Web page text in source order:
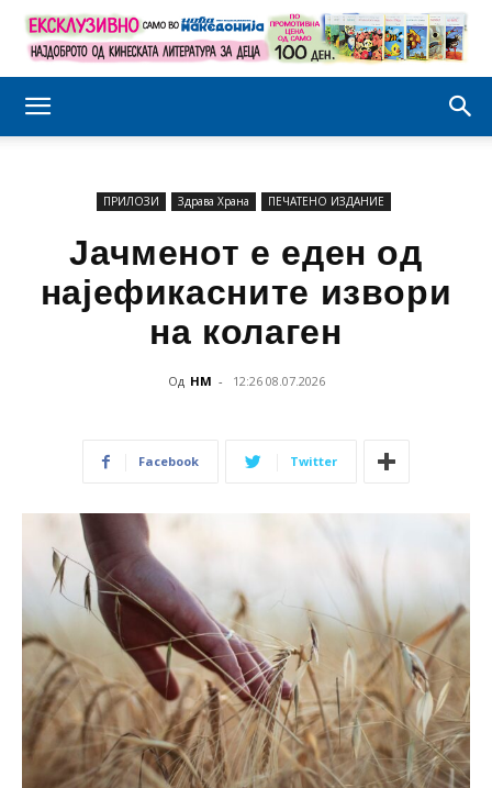
ПРИЛОЗИ Здравa Храна ПЕЧАТЕНО ИЗДАНИЕ
Јачменот е еден од
наjефикасните извори
на колаген
Од НМ - 12:26 08.07.2026
Facebook Twitter